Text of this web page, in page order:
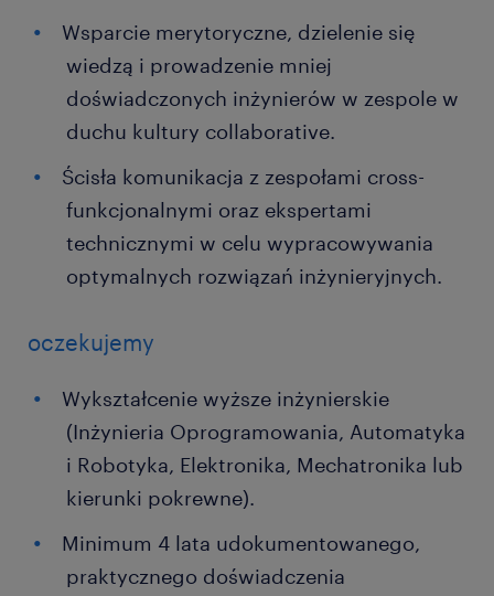
Wsparcie merytoryczne, dzielenie się
wiedzą i prowadzenie mniej
doświadczonych inżynierów w zespole w
duchu kultury collaborative.
Ścisła komunikacja z zespołami cross-
funkcjonalnymi oraz ekspertami
technicznymi w celu wypracowywania
optymalnych rozwiązań inżynieryjnych.
oczekujemy
Wykształcenie wyższe inżynierskie
(Inżynieria Oprogramowania, Automatyka
i Robotyka, Elektronika, Mechatronika lub
kierunki pokrewne).
Minimum 4 lata udokumentowanego,
praktycznego doświadczenia